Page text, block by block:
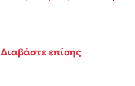
Διαβάστε επίσης